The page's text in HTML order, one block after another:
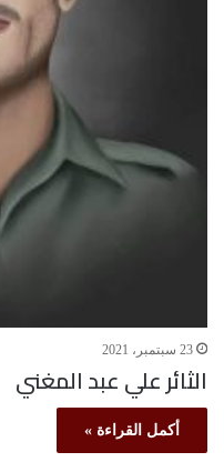
23 سبتمبر، 2021
الثائر علي عبد المغني
أكمل القراءة »